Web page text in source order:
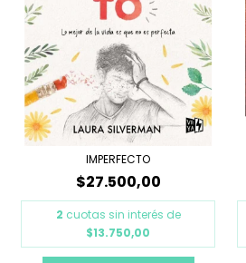
IMPERFECTO
$27.500,00
2 cuotas sin interés de
$13.750,00